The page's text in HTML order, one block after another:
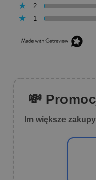
2
1
💸
Im większe